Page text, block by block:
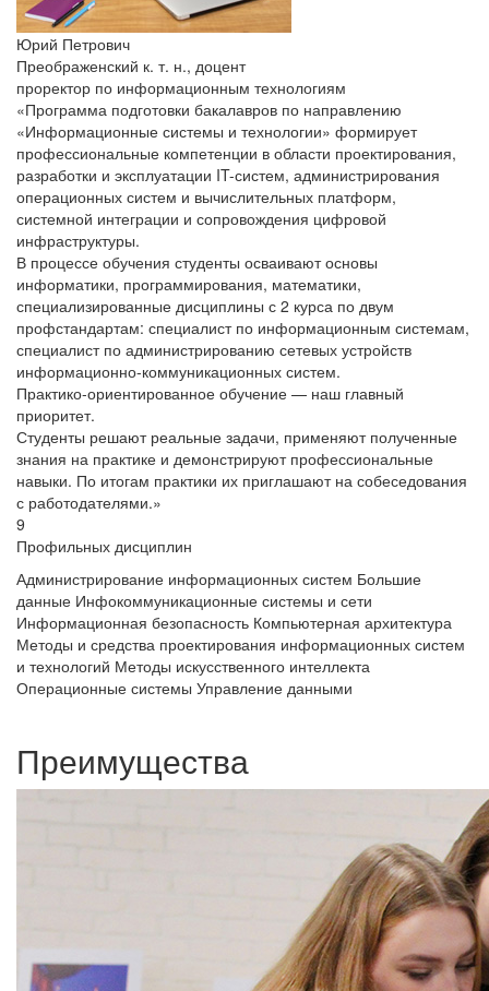
Юрий Петрович
Преображенский к. т. н., доцент
проректор по информационным технологиям
«Программа подготовки бакалавров по направлению
«Информационные системы и технологии» формирует
профессиональные компетенции в области проектирования,
разработки и эксплуатации IT-систем, администрирования
операционных систем и вычислительных платформ,
системной интеграции и сопровождения цифровой
инфраструктуры.
В процессе обучения студенты осваивают основы
информатики, программирования, математики,
специализированные дисциплины с 2 курса по двум
профстандартам: специалист по информационным системам,
специалист по администрированию сетевых устройств
информационно-коммуникационных систем.
Практико-ориентированное обучение — наш главный
приоритет.
Студенты решают реальные задачи, применяют полученные
знания на практике и демонстрируют профессиональные
навыки. По итогам практики их приглашают на собеседования
с работодателями.»
9
Профильных дисциплин
Администрирование информационных систем Большие
данные Инфокоммуникационные системы и сети
Информационная безопасность Компьютерная архитектура
Методы и средства проектирования информационных систем
и технологий Методы искусственного интеллекта
Операционные системы Управление данными
Преимущества